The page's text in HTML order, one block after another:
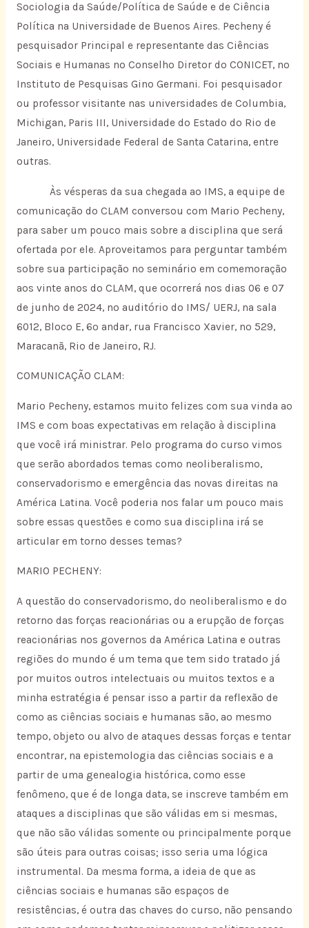
Sociologia da Saúde/Política de Saúde e de Ciência
Política na Universidade de Buenos Aires. Pecheny é
pesquisador Principal e representante das Ciências
Sociais e Humanas no Conselho Diretor do CONICET, no
Instituto de Pesquisas Gino Germani. Foi pesquisador
ou professor visitante nas universidades de Columbia,
Michigan, Paris III, Universidade do Estado do Rio de
Janeiro, Universidade Federal de Santa Catarina, entre
outras.
Às vésperas da sua chegada ao IMS, a equipe de
comunicação do CLAM conversou com Mario Pecheny,
para saber um pouco mais sobre a disciplina que será
ofertada por ele. Aproveitamos para perguntar também
sobre sua participação no seminário em comemoração
aos vinte anos do CLAM, que ocorrerá nos dias 06 e 07
de junho de 2024, no auditório do IMS/ UERJ, na sala
6012, Bloco E, 6º andar, rua Francisco Xavier, nº 529,
Maracanã, Rio de Janeiro, RJ.
COMUNICAÇÃO CLAM:
Mario Pecheny, estamos muito felizes com sua vinda ao
IMS e com boas expectativas em relação à disciplina
que você irá ministrar. Pelo programa do curso vimos
que serão abordados temas como neoliberalismo,
conservadorismo e emergência das novas direitas na
América Latina. Você poderia nos falar um pouco mais
sobre essas questões e como sua disciplina irá se
articular em torno desses temas?
MARIO PECHENY:
A questão do conservadorismo, do neoliberalismo e do
retorno das forças reacionárias ou a erupção de forças
reacionárias nos governos da América Latina e outras
regiões do mundo é um tema que tem sido tratado já
por muitos outros intelectuais ou muitos textos e a
minha estratégia é pensar isso a partir da reflexão de
como as ciências sociais e humanas são, ao mesmo
tempo, objeto ou alvo de ataques dessas forças e tentar
encontrar, na epistemologia das ciências sociais e a
partir de uma genealogia histórica, como esse
fenômeno, que é de longa data, se inscreve também em
ataques a disciplinas que são válidas em si mesmas,
que não são válidas somente ou principalmente porque
são úteis para outras coisas; isso seria uma lógica
instrumental. Da mesma forma, a ideia de que as
ciências sociais e humanas são espaços de
resistências, é outra das chaves do curso, não pensando